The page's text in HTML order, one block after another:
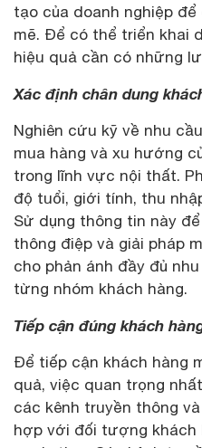
tạo của doanh nghiệp
mẽ. Để có thể triển khai
hiệu quả cần có những
Xác định chân dung
Nghiên cứu kỹ về nhu
mua hàng và xu hướng
trong lĩnh vực nội thất.
độ tuổi, giới tính, thu
Sử dụng thông tin này
thông điệp và giải pháp
cho phản ánh đầy đủ
từng nhóm khách hàng.
Tiếp cận đúng khách
Để tiếp cận khách hàng
quả, việc quan trọng
các kênh truyền thông
hợp với đối tượng khách